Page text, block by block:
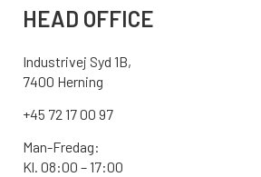
HEAD OFFICE
Industrivej Syd 1B,
7400 Herning
+45 72 17 00 97
Man-Fredag:
Kl. 08:00 – 17:00